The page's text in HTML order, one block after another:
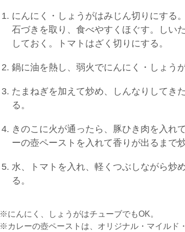
にんにく・しょうがはみじん切りにする
石づきを取り、食べやすくほぐす。しい
しておく。トマトはざく切りにする。
鍋に油を熱し、弱火でにんにく・しょう
たまねぎを加えて炒め、しんなりしてき
る。
きのこに火が通ったら、豚ひき肉を入れ
ーの壺ペーストを入れて香りが出るまで
水、トマトを入れ、軽くつぶしながら炒
る。
※にんにく、しょうがはチューブでもOK。
※カレーの壺ペーストは、オリジナル・マイルド